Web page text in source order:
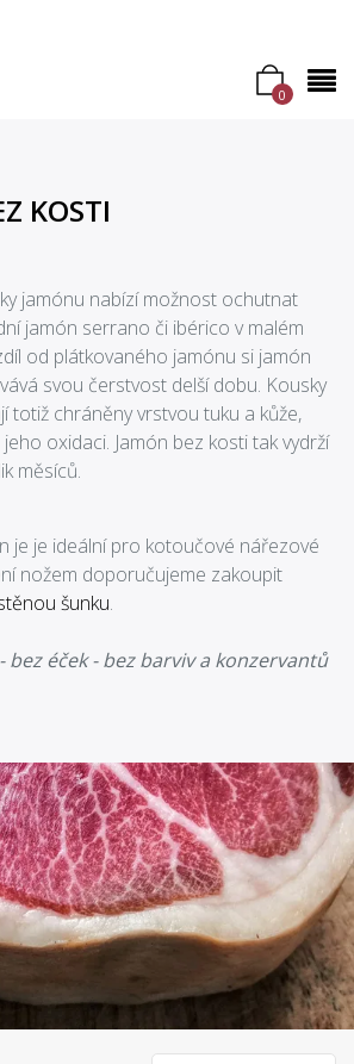
0
KOSTI
jamónu nabízí možnost ochutnat
jamón serrano či ibérico v malém
od plátkovaného jamónu si jamón
svou čerstvost delší dobu. Kousky
totiž chráněny vrstvou tuku a kůže,
oxidaci. Jamón bez kosti tak vydrží
měsíců.
je je ideální pro kotoučové nářezové
nožem doporučujeme zakoupit
šunku.
bez éček - bez barviv a konzervantů